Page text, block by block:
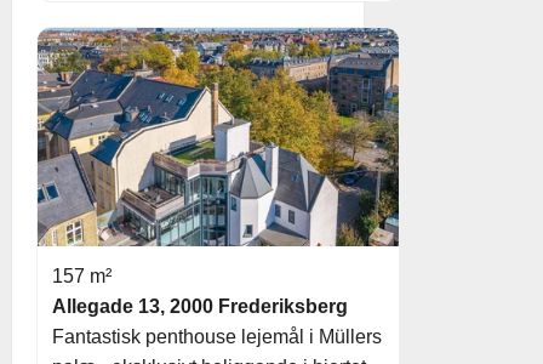
157 m²
Allegade 13, 2000 Frederiksberg
Fantastisk penthouse lejemål i Müllers